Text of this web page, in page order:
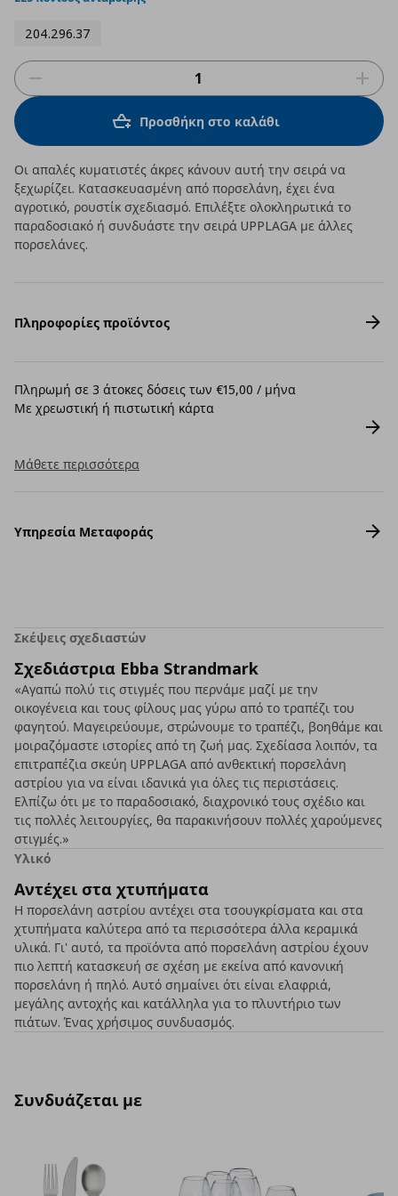
204.296.37
Προσθήκη στο καλάθι
Οι απαλές κυματιστές άκρες κάνουν αυτή την σειρά να
ξεχωρίζει. Κατασκευασμένη από πορσελάνη, έχει ένα
αγροτικό, ρουστίκ σχεδιασμό. Επιλέξτε ολοκληρωτικά το
παραδοσιακό ή συνδυάστε την σειρά UPPLAGA με άλλες
πορσελάνες.
Πληροφορίες προϊόντος
Πληρωμή σε 3 άτοκες δόσεις των €15,00 / μήνα
Με χρεωστική ή πιστωτική κάρτα
Μάθετε περισσότερα
Υπηρεσία Μεταφοράς
Σκέψεις σχεδιαστών
Σχεδιάστρια Ebba Strandmark
«Αγαπώ πολύ τις στιγμές που περνάμε μαζί με την
οικογένεια και τους φίλους μας γύρω από το τραπέζι του
φαγητού. Μαγειρεύουμε, στρώνουμε το τραπέζι, βοηθάμε και
μοιραζόμαστε ιστορίες από τη ζωή μας. Σχεδίασα λοιπόν, τα
επιτραπέζια σκεύη UPPLAGA από ανθεκτική πορσελάνη
αστρίου για να είναι ιδανικά για όλες τις περιστάσεις.
Ελπίζω ότι με το παραδοσιακό, διαχρονικό τους σχέδιο και
τις πολλές λειτουργίες, θα παρακινήσουν πολλές χαρούμενες
στιγμές.»
Υλικό
Αντέχει στα χτυπήματα
Η πορσελάνη αστρίου αντέχει στα τσουγκρίσματα και στα
χτυπήματα καλύτερα από τα περισσότερα άλλα κεραμικά
υλικά. Γι' αυτό, τα προϊόντα από πορσελάνη αστρίου έχουν
πιο λεπτή κατασκευή σε σχέση με εκείνα από κανονική
πορσελάνη ή πηλό. Αυτό σημαίνει ότι είναι ελαφριά,
μεγάλης αντοχής και κατάλληλα για το πλυντήριο των
πιάτων. Ένας χρήσιμος συνδυασμός.
Συνδυάζεται με